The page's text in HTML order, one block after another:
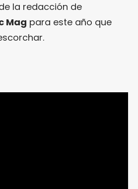
la redacción de
Mag para este año que